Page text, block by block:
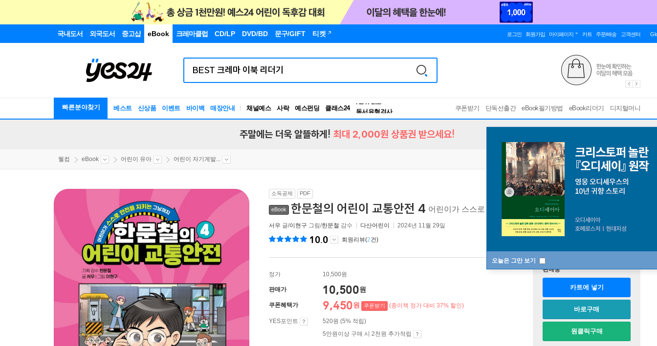
국내도서 외국도서 중고샵 eBook 크레마클럽 CD/LP DVD/BD 문구/GIFT 티켓 로그인 회원가입 마이페이지 카트 주문/배송 고객센터
빠른분야찾기 베스트 신상품 이벤트 바이백 매장안내 채널예스 사락 예스펀딩 클래스24
독서유형검사
RBTI Lab
쿠폰받기 단독선출간 eBook필기방법 eBook리더기 디지털머니
오늘은 그만 보기
주말에는 더욱 알뜰하게! 최대 2,000원 상품권 받으세요!
웰컴 eBook 어린이 유아 어린이 자기계발...
소득공제 PDF
eBook 한문철의 어린이 교통안전 4 어린이가 스스로 안전을 지키는 그날까지
서우 글/이현구 그림/한문철 감수 다산어린이 2024년 11월 29일
10.0 회원리뷰(2건)
정가 10,500원
판매가 10,500원
쿠폰혜택가 9,450원 쿠폰받기 (종이책 정가 대비 37% 할인)
YES포인트
520원 (5% 적립)
5만원이상 구매 시 2천원 추가적립
판매중
카트에 넣기
바로구매
원클릭구매